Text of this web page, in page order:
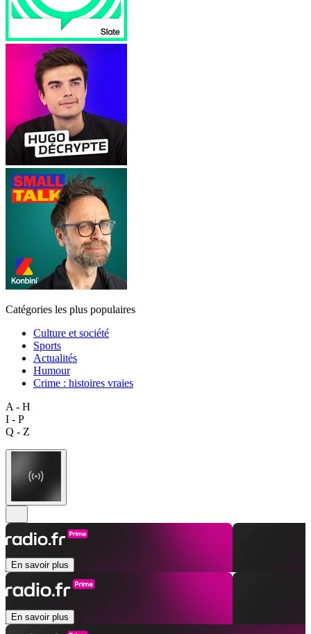
Catégories les plus populaires
Culture et société
Sports
Actualités
Humour
Crime : histoires vraies
A - H
I - P
Q - Z
En savoir plus
En savoir plus